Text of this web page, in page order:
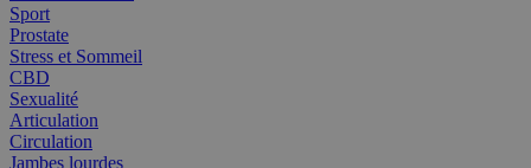
Sport
Prostate
Stress et Sommeil
CBD
Sexualité
Articulation
Circulation
Jambes lourdes